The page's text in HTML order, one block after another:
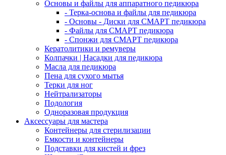
Основы и файлы для аппаратного педикюра
- Терка-основа и файлы для педикюра
- Основы - Диски для СМАРТ педикюра
- Файлы для СМАРТ педикюра
- Спонжи для СМАРТ педикюра
Кератолитики и ремуверы
Колпачки | Насадки для педикюра
Масла для педикюра
Пена для сухого мытья
Терки для ног
Нейтрализаторы
Подология
Одноразовая продукция
Аксессуары для мастера
Контейнеры для стерилизации
Емкости и контейнеры
Подставки для кистей и фрез